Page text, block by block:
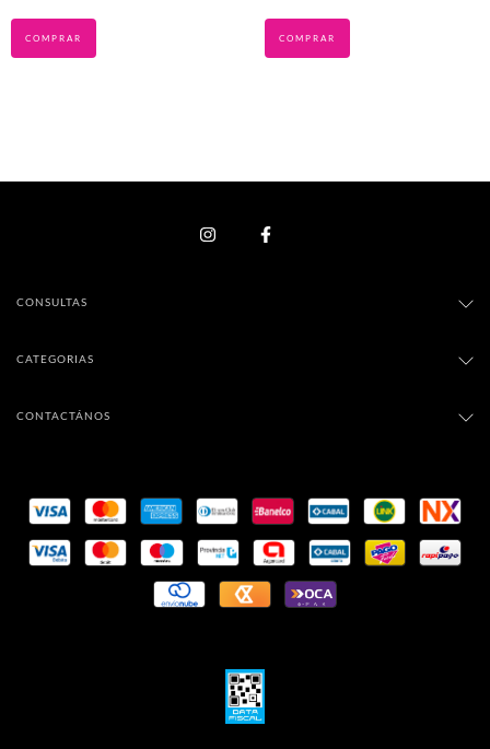
CONSULTAS
CATEGORIAS
CONTACTÁNOS